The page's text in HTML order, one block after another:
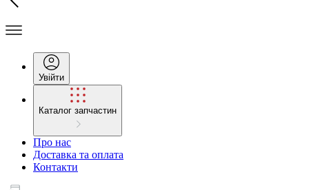
Увійти
Каталог запчастин
Про нас
Доставка та оплата
Контакти